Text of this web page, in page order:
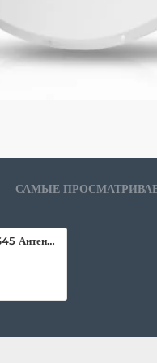
САМЫЕ
UBIQUITI AF-5G34-S45 Антенна Радиомост